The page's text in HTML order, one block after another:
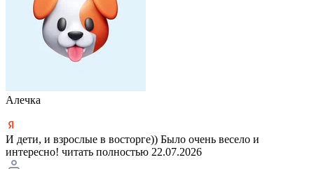
Алечка
И дети, и взрослые в восторге)) Было очень весело и
интересно! читать полностью 22.07.2026